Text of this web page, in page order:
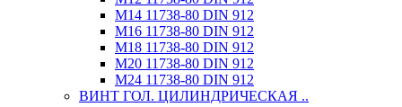
М14 11738-80 DIN 912
М16 11738-80 DIN 912
М18 11738-80 DIN 912
М20 11738-80 DIN 912
М24 11738-80 DIN 912
ВИНТ ГОЛ. ЦИЛИНДРИЧЕСКАЯ ..